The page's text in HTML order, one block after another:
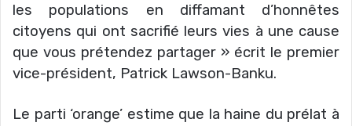
les populations en diffamant d’honnêtes
citoyens qui ont sacrifié leurs vies à une cause
que vous prétendez partager » écrit le premier
vice-président, Patrick Lawson-Banku.
Le parti ‘orange’ estime que la haine du prélat à